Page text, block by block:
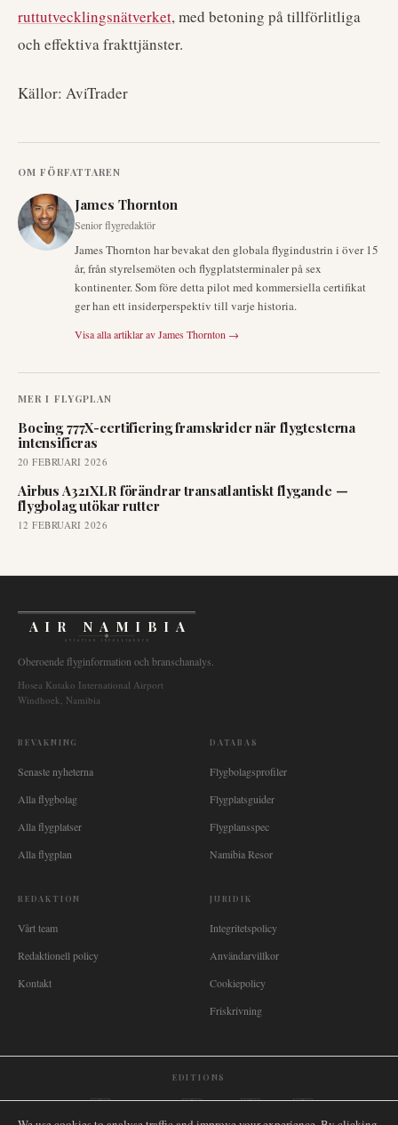
ruttutvecklingsnätverket, med betoning på tillförlitliga
och effektiva frakttjänster.
Källor: AviTrader
OM FÖRFATTAREN
James Thornton
Senior flygredaktör
James Thornton har bevakat den globala flygindustrin i över 15
år, från styrelsemöten och flygplatsterminaler på sex
kontinenter. Som före detta pilot med kommersiella certifikat
ger han ett insiderperspektiv till varje historia.
Visa alla artiklar avJames Thornton →
MER I FLYGPLAN
Boeing 777X-certifiering framskrider när flygtesterna
intensifieras
20 FEBRUARI 2026
Airbus A321XLR förändrar transatlantiskt flygande —
flygbolag utökar rutter
12 FEBRUARI 2026
AIR NAMIBIA
AVIATION INTELLIGENCE
Oberoende flyginformation och branschanalys.
Hosea Kutako International Airport
Windhoek, Namibia
BEVAKNING
Senaste nyheterna
Alla flygbolag
Alla flygplatser
Alla flygplan
DATABAS
Flygbolagsprofiler
Flygplatsguider
Flygplansspec
Namibia Resor
REDAKTION
Vårt team
Redaktionell policy
Kontakt
JURIDIK
Integritetspolicy
Användarvillkor
Cookiepolicy
Friskrivning
EDITIONS
🌐 International🇬🇧 United Kingdom🇦🇺 Australia🇨🇦 Canada🇳🇿 New Zealand